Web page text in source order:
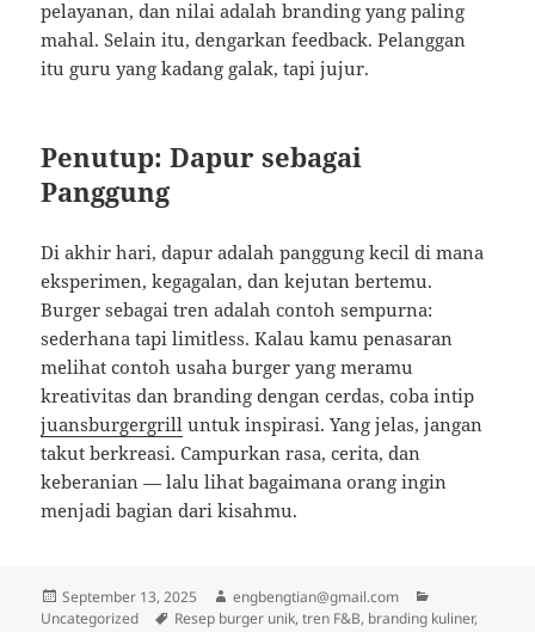
pelayanan, dan nilai adalah branding yang paling
mahal. Selain itu, dengarkan feedback. Pelanggan
itu guru yang kadang galak, tapi jujur.
Penutup: Dapur sebagai
Panggung
Di akhir hari, dapur adalah panggung kecil di mana
eksperimen, kegagalan, dan kejutan bertemu.
Burger sebagai tren adalah contoh sempurna:
sederhana tapi limitless. Kalau kamu penasaran
melihat contoh usaha burger yang meramu
kreativitas dan branding dengan cerdas, coba intip
juansburgergrill untuk inspirasi. Yang jelas, jangan
takut berkreasi. Campurkan rasa, cerita, dan
keberanian — lalu lihat bagaimana orang ingin
menjadi bagian dari kisahmu.
Posted
on
September 13, 2025 Author
engbengtian@gmail.com
Uncategorized
Tags
Resep burger unik, tren F&B, branding kuliner,